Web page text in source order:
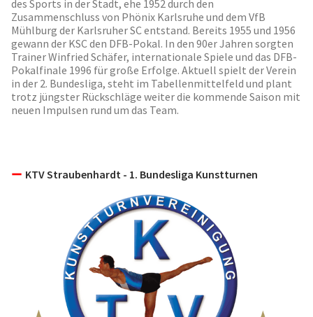
des Sports in der Stadt, ehe 1952 durch den
Zusammenschluss von Phönix Karlsruhe und dem VfB
Mühlburg der Karlsruher SC entstand. Bereits 1955 und 1956
gewann der KSC den DFB-Pokal. In den 90er Jahren sorgten
Trainer Winfried Schäfer, internationale Spiele und das DFB-
Pokalfinale 1996 für große Erfolge. Aktuell spielt der Verein
in der 2. Bundesliga, steht im Tabellenmittelfeld und plant
trotz jüngster Rückschläge weiter die kommende Saison mit
neuen Impulsen rund um das Team.
KTV Straubenhardt - 1. Bundesliga Kunstturnen